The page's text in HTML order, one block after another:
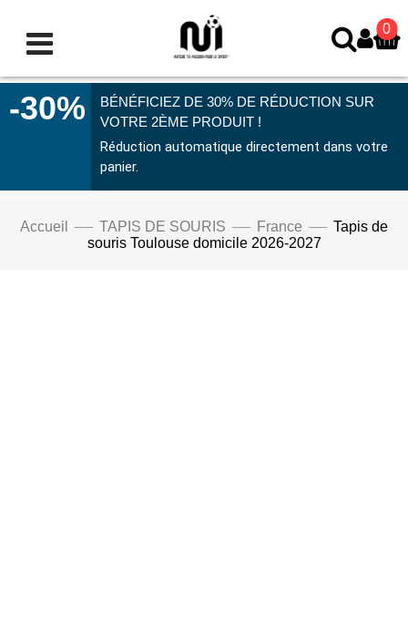
0
-30%
BÉNÉFICIEZ DE 30% DE RÉDUCTION SUR
VOTRE 2ÈME PRODUIT !
Réduction automatique directement dans votre
panier.
Accueil TAPIS DE SOURIS France
Tapis de
souris Toulouse domicile 2026-2027